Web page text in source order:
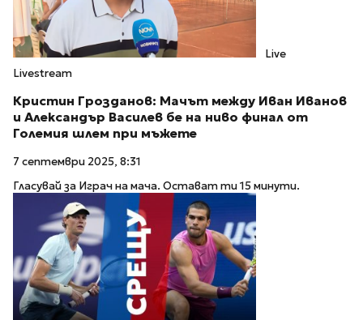
Live
Livestream
Кристин Грозданов: Мачът между Иван Иванов
и Александър Василев бе на ниво финал от
Големия шлем при мъжете
7 септември 2025, 8:31
Гласувай за Играч на мача. Остават ти 15 минути.